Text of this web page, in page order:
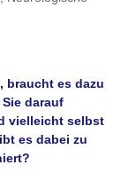
braucht es dazu
darauf
vielleicht selbst
es dabei zu